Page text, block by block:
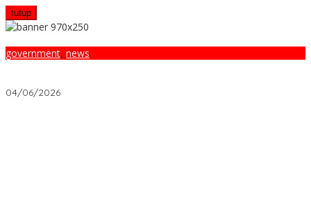
tutup
government, news
04/06/2026